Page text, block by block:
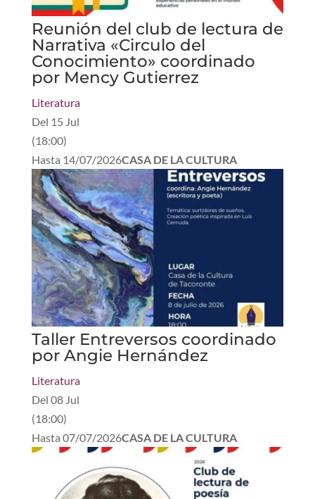
Reunión del club de lectura de
Narrativa «Circulo del
Conocimiento» coordinado
por Mency Gutierrez
Literatura
Del 15 Jul
(18:00)
Hasta 14/07/2026CASA DE LA CULTURA
Taller Entreversos coordinado
por Angie Hernández
Literatura
Del 08 Jul
(18:00)
Hasta 07/07/2026CASA DE LA CULTURA